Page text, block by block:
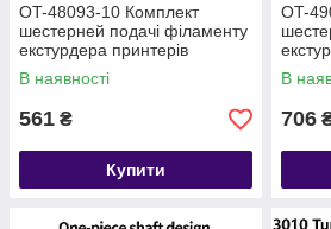
OT-48093-10 Комплект
шестерней подачі філаменту
екстурдера принтерів
Adventurer 5M
В наявності
561 ₴
Купити
OT-
3D
В
706